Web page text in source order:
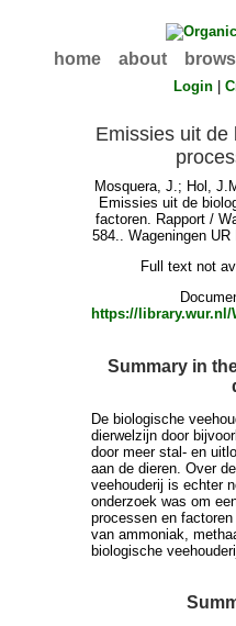
home about
Login |
Emissies uit de
Mosquera, J.; Hol,
Emissies uit de
factoren. Rapport /
584.. Wageningen
Full text not
https://library.wur.nl/
Summary in
De biologische
dierwelzijn door
door meer stal- en
aan de dieren. Over
veehouderij is echter
onderzoek was om
processen en
van ammoniak,
biologische